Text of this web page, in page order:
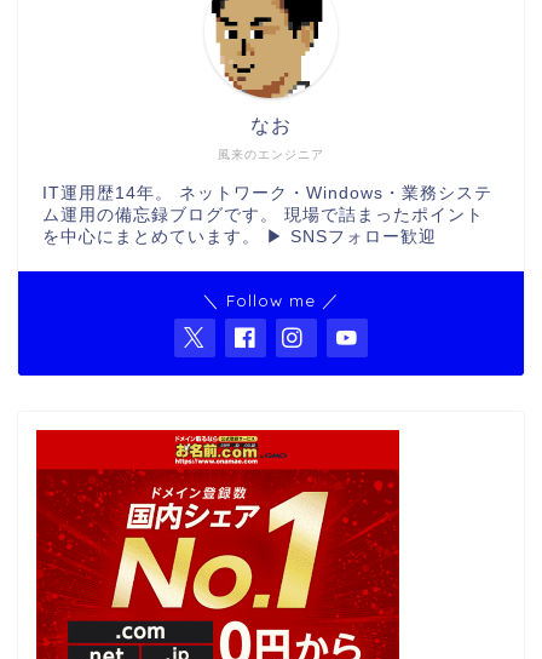
風来のエンジニア
なお
IT運用歴14年。 ネットワーク・Windows・業務システ
ム運用の備忘録ブログです。 現場で詰まったポイント
を中心にまとめています。 ▶ SNSフォロー歓迎
＼ Follow me ／